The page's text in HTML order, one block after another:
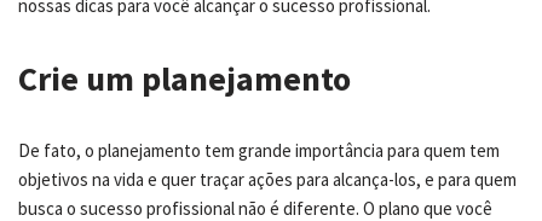
nossas dicas para você alcançar o sucesso profissional.
Crie um planejamento
De fato, o planejamento tem grande importância para quem tem
objetivos na vida e quer traçar ações para alcança-los, e para quem
busca o sucesso profissional não é diferente. O plano que você